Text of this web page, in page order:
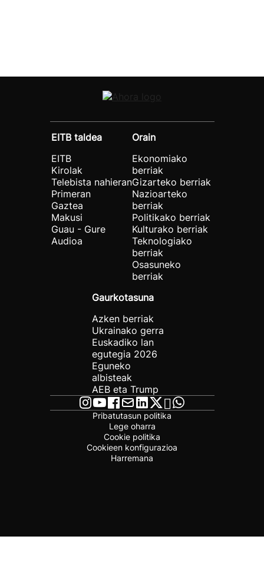
EITB taldea
EITB
Kirolak
Telebista nahieran
Primeran
Gaztea
Makusi
Guau - Gure
Audioa
Orain
Ekonomiako
berriak
Gizarteko berriak
Nazioarteko
berriak
Politikako berriak
Kulturako berriak
Teknologiako
berriak
Osasuneko
berriak
Gaurkotasuna
Azken berriak
Ukrainako gerra
Euskadiko lan
egutegia 2026
Eguneko
albisteak
AEB eta Trump
Pribatutasun politika
Lege oharra
Cookie politika
Cookieen konfigurazioa
Harremana